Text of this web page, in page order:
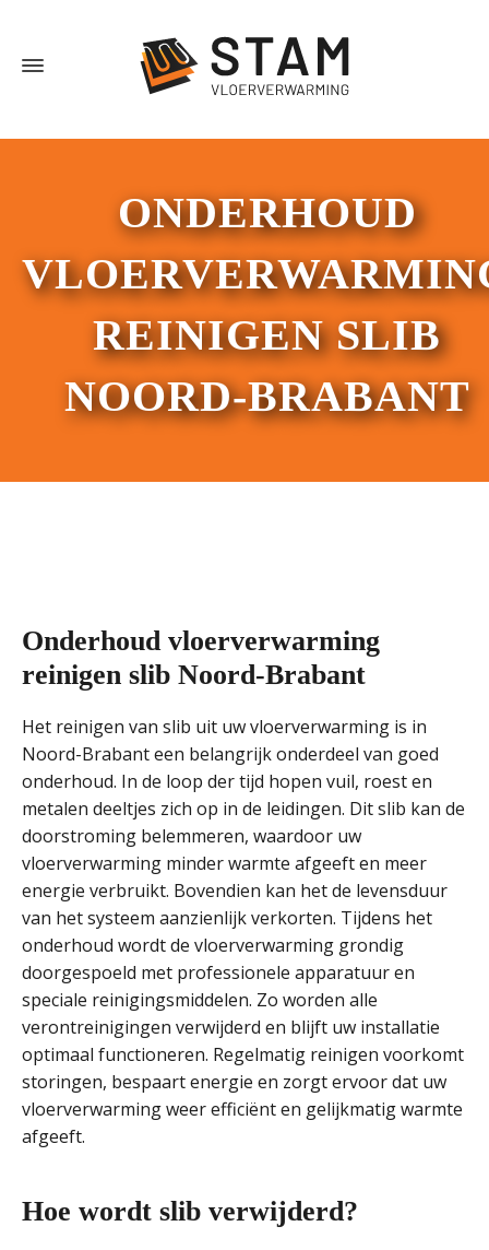
ONDERHOUD
REINIGEN SLIB
NOORD-BRABANT
Onderhoud vloerverwarming
reinigen slib Noord-Brabant
Het reinigen van slib uit uw vloerverwarming is in
Noord-Brabant een belangrijk onderdeel van goed
onderhoud. In de loop der tijd hopen vuil, roest en
metalen deeltjes zich op in de leidingen. Dit slib kan de
doorstroming belemmeren, waardoor uw
vloerverwarming minder warmte afgeeft en meer
energie verbruikt. Bovendien kan het de levensduur
van het systeem aanzienlijk verkorten. Tijdens het
onderhoud wordt de vloerverwarming grondig
doorgespoeld met professionele apparatuur en
speciale reinigingsmiddelen. Zo worden alle
verontreinigingen verwijderd en blijft uw installatie
optimaal functioneren. Regelmatig reinigen voorkomt
storingen, bespaart energie en zorgt ervoor dat uw
vloerverwarming weer efficiënt en gelijkmatig warmte
afgeeft.
Hoe wordt slib verwijderd?